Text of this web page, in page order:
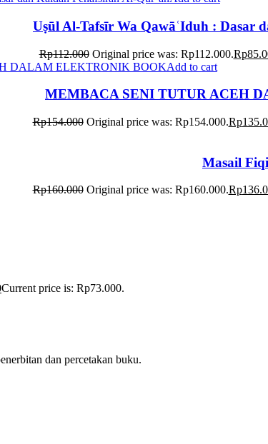
Uṣūl Al-Tafsīr Wa QawāʿIduh : Dasar
Rp112.000 Original price was: Rp112.000.Rp
Add to cart
MEMBACA SENI TUTUR ACEH
Rp154.000 Original price was: Rp154.000.Rp
Masail
Rp160.000 Original price was: Rp160.000.Rp
Current price is: Rp73.000.
dan percetakan buku.